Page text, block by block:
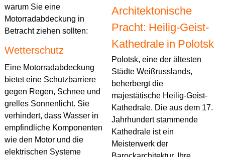
warum Sie eine
Motorradabdeckung in
Betracht ziehen sollten:
Wetterschutz
Eine Motorradabdeckung
bietet eine Schutzbarriere
gegen Regen, Schnee und
grelles Sonnenlicht. Sie
verhindert, dass Wasser in
empfindliche Komponenten
wie den Motor und die
elektrischen Systeme
Architektonische
Pracht: Heilig-Geist-
Kathedrale in Polotsk
Polotsk, eine der ältesten
Städte Weißrusslands,
beherbergt die
majestätische Heilig-Geist-
Kathedrale. Die aus dem 17.
Jahrhundert stammende
Kathedrale ist ein
Meisterwerk der